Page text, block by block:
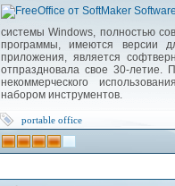
системы Windows, полностью
программы, имеются версии
приложения, является
отпраздновала свое 30-летие.
некоммерческого
набором инструментов.
portable office